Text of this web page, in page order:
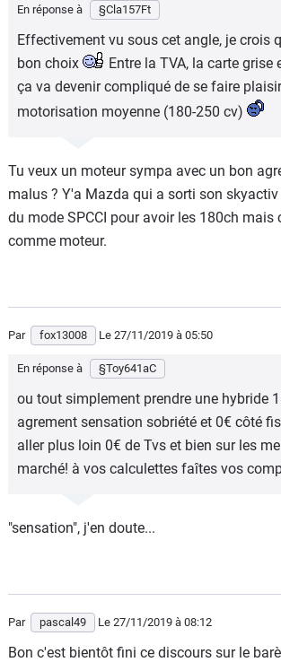
En réponse à §Cla157Ft
Effectivement vu sous cet angle, je crois
bon choix
Entre la TVA, la carte grise
ça va devenir compliqué de se faire
motorisation moyenne (180-250 cv)
Tu veux un moteur sympa avec un bon
malus ? Y'a Mazda qui a sorti son
du mode SPCCI pour avoir les 180ch mais
comme moteur.
Par fox13008 Le 27/11/2019 à 05:50
En réponse à §Toy641aC
ou tout simplement prendre une hybride
agrement sensation sobriété et 0€ côté
aller plus loin 0€ de Tvs et bien sur les
marché! à vos calculettes faîtes vos
"sensation", j'en doute...
Par pascal49 Le 27/11/2019 à 08:12
Bon c'est bientôt fini ce discours sur le